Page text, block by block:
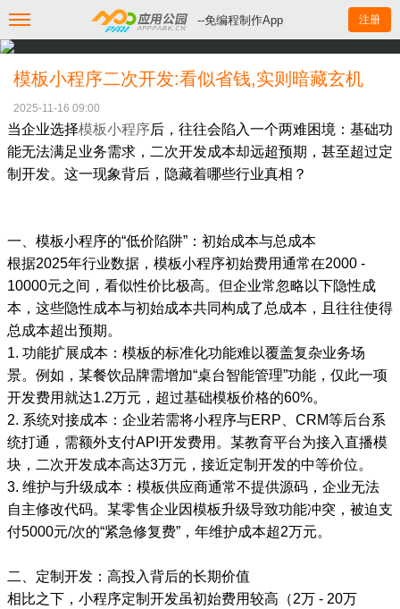
--免编程制作App 注册
模板小程序二次开发:看似省钱,实则暗藏玄机
2025-11-16 09:00
当企业选择模板小程序后，往往会陷入一个两难困境：基础功
能无法满足业务需求，二次开发成本却远超预期，甚至超过定
制开发。这一现象背后，隐藏着哪些行业真相？
一、模板小程序的“低价陷阱”：初始成本与总成本
根据2025年行业数据，模板小程序初始费用通常在2000 -
10000元之间，看似性价比极高。但企业常忽略以下隐性成
本，这些隐性成本与初始成本共同构成了总成本，且往往使得
总成本超出预期。
1. 功能扩展成本：模板的标准化功能难以覆盖复杂业务场
景。例如，某餐饮品牌需增加“桌台智能管理”功能，仅此一项
开发费用就达1.2万元，超过基础模板价格的60%。
2. 系统对接成本：企业若需将小程序与ERP、CRM等后台系
统打通，需额外支付API开发费用。某教育平台为接入直播模
块，二次开发成本高达3万元，接近定制开发的中等价位。
3. 维护与升级成本：模板供应商通常不提供源码，企业无法
自主修改代码。某零售企业因模板升级导致功能冲突，被迫支
付5000元/次的“紧急修复费”，年维护成本超2万元。
二、定制开发：高投入背后的长期价值
相比之下，小程序定制开发虽初始费用较高（2万 - 20万